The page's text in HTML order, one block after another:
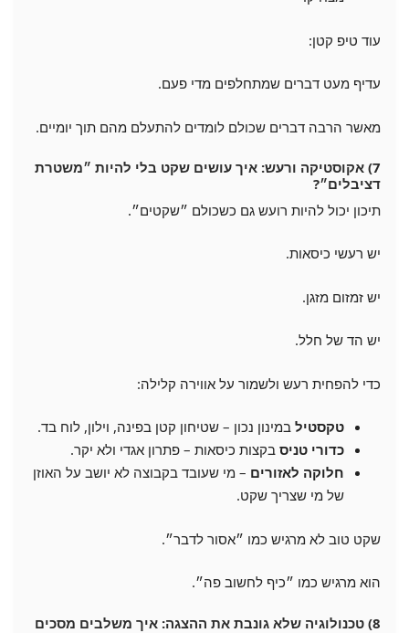
עוד טיפ קטן:
עדיף מעט דברים שמתחלפים מדי פעם.
מאשר הרבה דברים שכולם לומדים להתעלם מהם תוך יומיים.
7) אקוסטיקה ורעש: איך עושים שקט בלי להיות ״משטרת
דציבלים״?
תיכון יכול להיות רועש גם כשכולם ״שקטים״.
יש רעשי כיסאות.
יש זמזום מזגן.
יש הד של חלל.
כדי להפחית רעש ולשמור על אווירה קלילה:
טקסטיל במינון נכון – שטיחון קטן בפינה, וילון, לוח בד.
כדורי טניס בקצות כיסאות – פתרון אגדי ולא יקר.
חלוקה לאזורים – מי שעובד בקבוצה לא יושב על האוזן
של מי שצריך שקט.
שקט טוב לא מרגיש כמו ״אסור לדבר״.
הוא מרגיש כמו ״כיף לחשוב פה״.
8) טכנולוגיה שלא גונבת את ההצגה: איך משלבים מסכים